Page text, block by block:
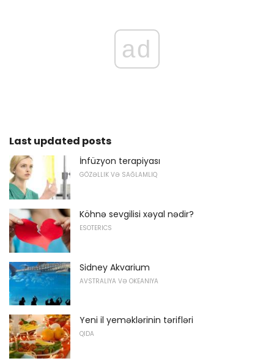
ad
Last updated posts
İnfüzyon terapiyası
GÖZƏLLIK VƏ SAĞLAMLIQ
Köhnə sevgilisi xəyal nədir?
ESOTERICS
Sidney Akvarium
AVSTRALIYA VƏ OKEANIYA
Yeni il yeməklərinin tərifləri
QIDA